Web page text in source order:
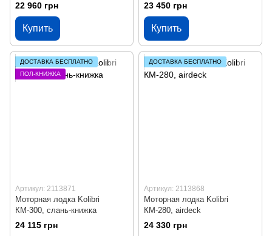
22 960 грн
Купить
23 450 грн
Купить
ДОСТАВКА БЕСПЛАТНО
ПОЛ-КНИЖКА
Артикул: 2113871
Моторная лодка Kolibri
КМ-300, слань-книжка
24 115 грн
ДОСТАВКА БЕСПЛАТНО
Артикул: 2113868
Моторная лодка Kolibri
КМ-280, airdeck
24 330 грн